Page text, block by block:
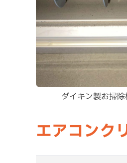
ダイキン製お掃
エアコンク